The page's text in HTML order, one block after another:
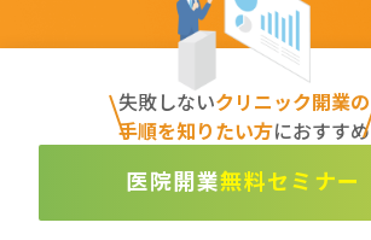
失敗しないクリニック開業の
手順を知りたい方におすすめ
無料セミナー